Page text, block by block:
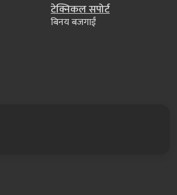
टेक्निकल सपोर्ट
बिनय बजगाईं